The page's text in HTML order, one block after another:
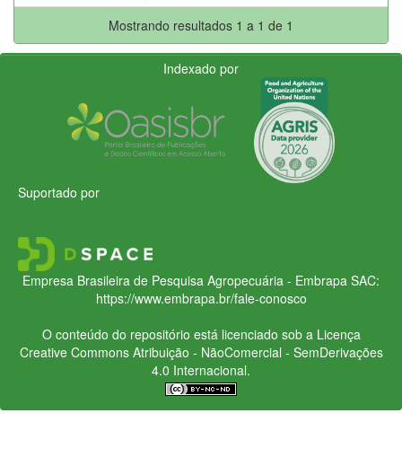
Mostrando resultados 1 a 1 de 1
Indexado por
Suportado por
Empresa Brasileira de Pesquisa Agropecuária - Embrapa SAC:
https://www.embrapa.br/fale-conosco
O conteúdo do repositório está licenciado sob a Licença
Creative CommonsAtribuição - NãoComercial - SemDerivações
4.0 Internacional.